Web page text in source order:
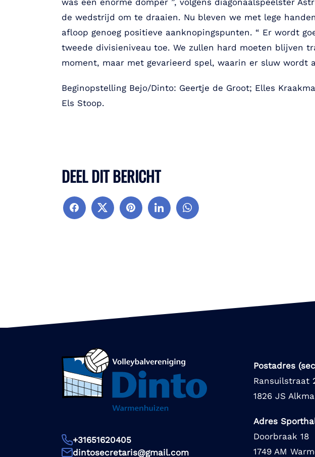
de wedstrijd om te draaien. Nu bleven we met lege
afloop genoeg positieve aanknopingspunten. “ Er wordt
tweede divisieniveau toe. We zullen hard moeten blijven
moment, maar met gevarieerd spel, waarin er sluw wordt
Beginopstelling Bejo/Dinto: Geertje de Groot; Elles
Els Stoop.
DEEL DIT BERICHT
+31651620405
dintosecretaris@gmail.com
Postadres
Ransuilstraat
1826 JS
Adres
Doorbraak 18
1749 AM